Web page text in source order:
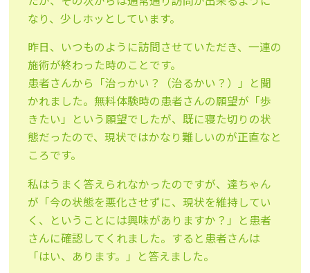
なり、少しホッとしています。
昨日、いつものように訪問させていただき、一連の
施術が終わった時のことです。
患者さんから「治っかい？（治るかい？）」と聞
かれました。無料体験時の患者さんの願望が「歩
きたい」という願望でしたが、既に寝た切りの状
態だったので、現状ではかなり難しいのが正直なと
ころです。
私はうまく答えられなかったのですが、達ちゃん
が「今の状態を悪化させずに、現状を維持してい
く、ということには興味がありますか？」と患者
さんに確認してくれました。すると患者さんは
「はい、あります。」と答えました。